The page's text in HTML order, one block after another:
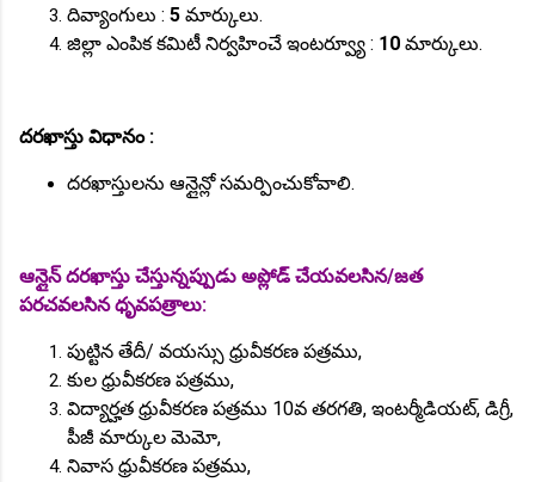
దివ్యాంగులు : 5 మార్కులు.
జిల్లా ఎంపిక కమిటీ నిర్వహించే ఇంటర్వ్యూ : 10 మార్కులు.
దరఖాస్తు విధానం :
దరఖాస్తులను ఆన్లైన్లో సమర్పించుకోవాలి.
ఆన్లైన్ దరఖాస్తు చేస్తున్నప్పుడు అప్లోడ్ చేయవలసిన/జత
పరచవలసిన ధృవపత్రాలు:
పుట్టిన తేదీ/ వయస్సు ధ్రువీకరణ పత్రము,
కుల ధ్రువీకరణ పత్రము,
విద్యార్హత ధ్రువీకరణ పత్రము 10వ తరగతి, ఇంటర్మీడియట్, డిగ్రీ,
పీజీ మార్కుల మెమో,
నివాస ధ్రువీకరణ పత్రము,